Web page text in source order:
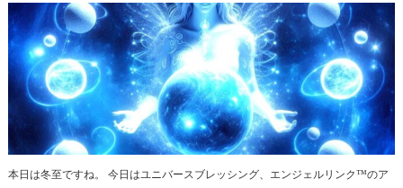
本日は冬至ですね。 今日はユニバースブレッシング、エンジェルリンク™のア